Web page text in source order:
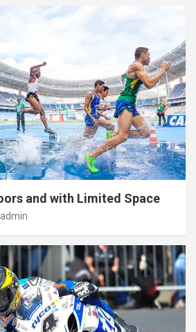
and with Limited Space
admin